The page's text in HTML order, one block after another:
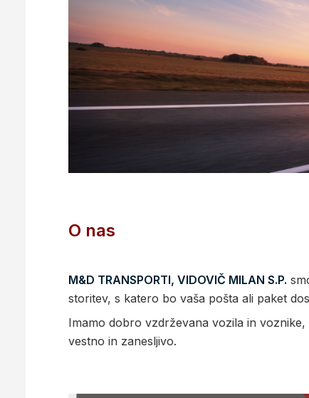
O nas
M&D TRANSPORTI, VIDOVIČ MILAN S.P.
storitev, s katero bo vaša pošta ali paket
Imamo dobro vzdrževana vozila in
vestno in zanesljivo.